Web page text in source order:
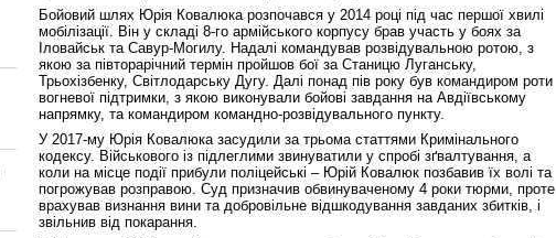
Бойовий шлях Юрія Ковалюка розпочався у 2014 році під час першої хвилі
мобілізації. Він у складі 8-го армійського корпусу брав участь у боях за
Іловайськ та Савур-Могилу. Надалі командував розвідувальною ротою, з
якою за півторарічний термін пройшов бої за Станицю Луганську,
Трьохізбенку, Світлодарську Дугу. Далі понад пів року був командиром роти
вогневої підтримки, з якою виконували бойові завдання на Авдіївському
напрямку, та командиром командно-розвідувального пункту.
У 2017-му Юрія Ковалюка засудили за трьома статтями Кримінального
кодексу. Військового із підлеглими звинуватили у спробі зґвалтування, а
коли на місце події прибули поліцейські – Юрій Ковалюк позбавив їх волі та
погрожував розправою. Суд призначив обвинуваченому 4 роки тюрми, проте
врахував визнання вини та добровільне відшкодування завданих збитків, і
звільнив від покарання.
Реконструкція подій 1 листопада
1918 року у Львові